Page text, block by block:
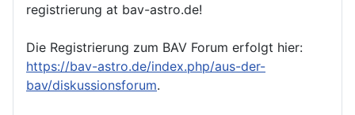
registrierung at bav-astro.de!
Die Registrierung zum BAV Forum erfolgt hier:
https://bav-astro.de/index.php/aus-der-
bav/diskussionsforum.